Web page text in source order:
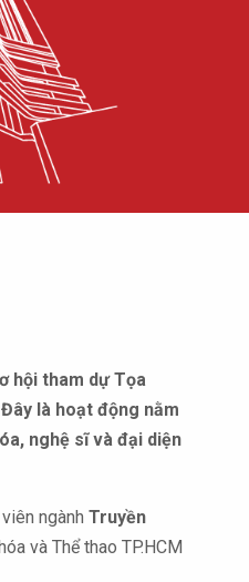
hội tham dự Tọa
là hoạt động nằm
nghệ sĩ và đại diện
ngành Truyền
và Thể thao TP.HCM